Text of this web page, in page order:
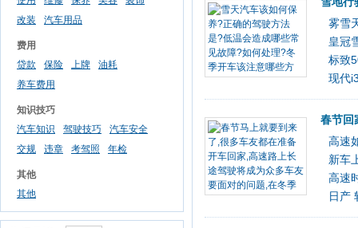
改装
汽车用品
费用
贷款
保险 上牌
油耗
养车费用
知识技巧
汽车知识
驾驶技巧
汽车安全
交规
违章 考驾照 年检
其他
其他
雾雪
皇冠
标致
现代
春节回
高速
新车
高速
日产